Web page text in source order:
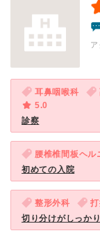
耳鼻咽喉科
5.0
診察
腰椎椎間板ヘル
初めての入院
整形外科
切り分けがしっか